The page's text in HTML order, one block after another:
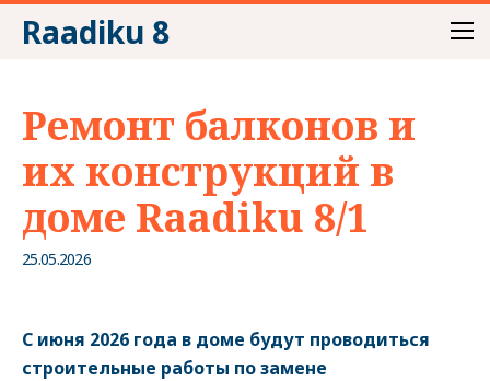
Raadiku 8
Ремонт балконов и
их конструкций в
доме Raadiku 8/1
25.05.2026
C июня 2026 года в доме будут проводиться
строительные работы по замене